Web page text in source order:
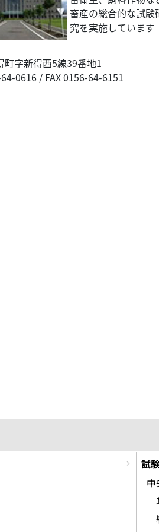
畜産の総合的な試験
究を実施しています
町字新得西5線39番地1
0616 / FAX 0156-64-6151
試